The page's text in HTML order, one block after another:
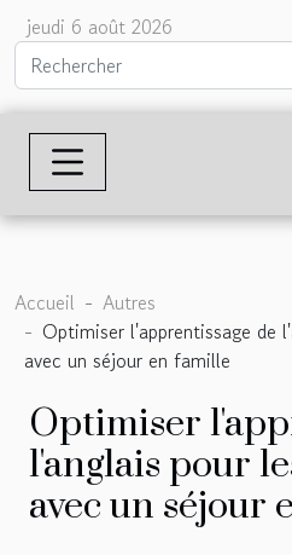
jeudi 6 août 2026
Accueil
Autres
Optimiser l'apprentissage de
avec un séjour en famille
Optimiser
l'anglais pour
avec un séjour